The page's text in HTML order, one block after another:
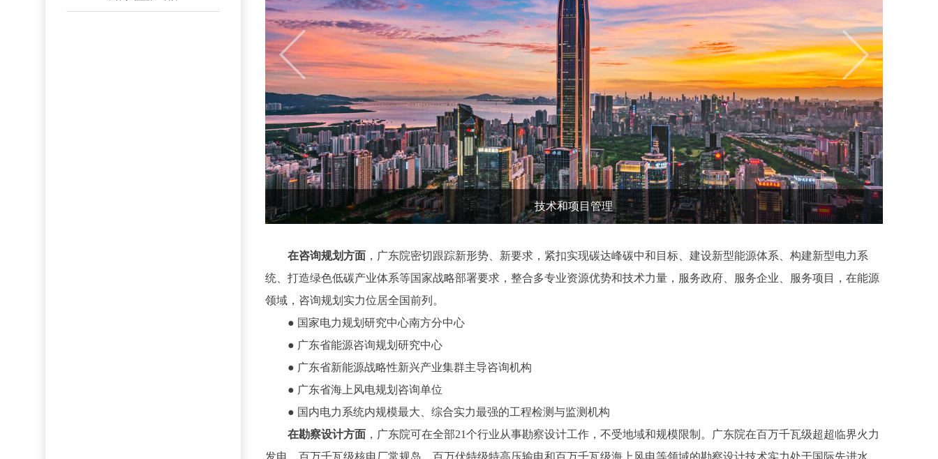
技术和项目管理
在咨询规划方面，广东院密切跟踪新形势、新要求，紧扣实现碳达峰碳中和目标、建设新型能源体系、构建新型电力系
统、打造绿色低碳产业体系等国家战略部署要求，整合多专业资源优势和技术力量，服务政府、服务企业、服务项目，在能源
领域，咨询规划实力位居全国前列。
● 国家电力规划研究中心南方分中心
● 广东省能源咨询规划研究中心
● 广东省新能源战略性新兴产业集群主导咨询机构
● 广东省海上风电规划咨询单位
● 国内电力系统内规模最大、综合实力最强的工程检测与监测机构
在勘察设计方面，广东院可在全部21个行业从事勘察设计工作，不受地域和规模限制。广东院在百万千瓦级超超临界火力
发电、百万千瓦级核电厂常规岛、百万伏特级特高压输电和百万千瓦级海上风电等领域的勘察设计技术实力处于国际先进水